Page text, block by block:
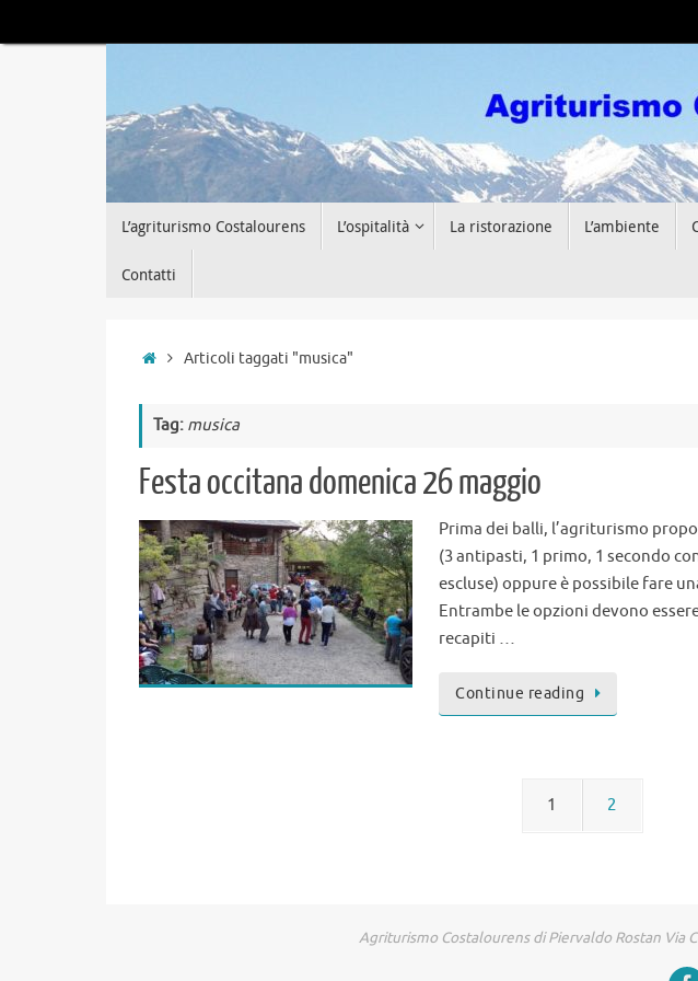
al
L’agriturismo Costalourens L’ospitalità La ristorazione L’ambiente
Contatti
HomeArticoli taggati "musica"
Tag: musica
Festa occitana domenica 26 maggio
Prima dei balli, l’agriturismo
(3 antipasti, 1 primo, 1 secondo
escluse) oppure è possibile fare
Entrambe le opzioni devono
recapiti …
Continue reading
1 2
Agriturismo Costalourens di Piervaldo Rostan Via